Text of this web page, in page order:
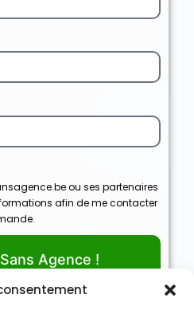
ou ses partenaires
afin de me contacter
Agence !